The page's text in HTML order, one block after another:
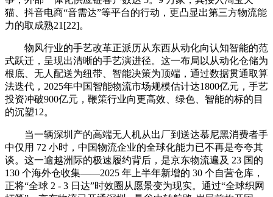
猫、抖音电商“音需达”等平台的行动，更凸显出第三方物流能
力的取成熟21[22]。
物风行业的手艺改革正派历从东西从动化向认知智能的范
式跃迁，呈现出清晰的手艺演进径。这一布局以从动化仓储为
根底、无人配送为纽带、智能决策为顶端，通过数据贯通取算
法迭代，2025年中国智能物流市场规模估计达1800亿元，手艺
投资冲破900亿元，鞭策行业向更高效、绿色、智能的标的目
的沉塑12。
当一辆深圳产的高端无人机从出厂到送达慕尼黑消费者手
中仅用 72 小时，中国物流企业的全球化能力已不再是夸夸其
谈。这一逾越洲际的极速履约背后，是京东物流遍及 23 国的
130 个海外仓收集——2025 年上半年新增的 30 个自营仓库，
正将“全球 2 - 3 日达”时效圈从愿景变为现实。通过“全球织网